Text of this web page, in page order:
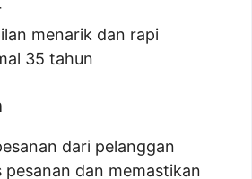
menarik dan rapi
35 tahun
dari pelanggan
pesanan dan memastikan